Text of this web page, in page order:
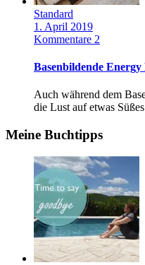
Standard
1. April 2019
Kommentare 2
Basenbildende Energy
Auch während dem
die Lust auf etwas
Meine Buchtipps